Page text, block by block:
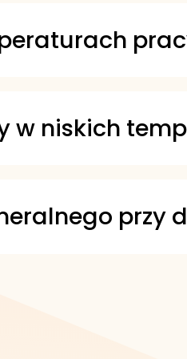
w niskich
pracę przekładni
przy